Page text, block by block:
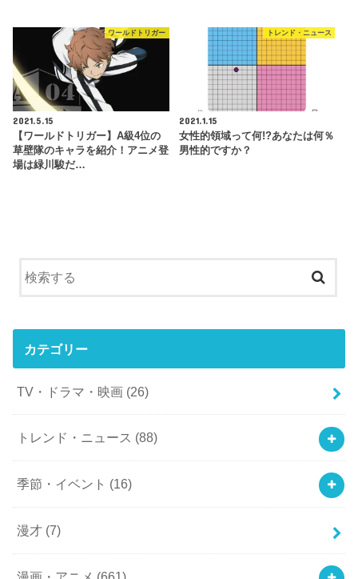
ワールドトリガー
2021.5.15
【ワールドトリガー】A級4位の
草壁隊のキャラを紹介！アニメ登
場は緑川駿だ…
トレンド・ニュース
2021.1.15
女性的領域って何!?あなたは何％
男性的ですか？
カテゴリー
TV・ドラマ・映画 (26)
トレンド・ニュース (88)
季節・イベント (16)
漫才 (7)